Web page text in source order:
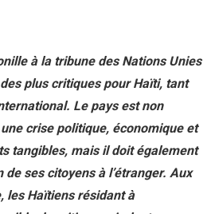
à la tribune des Nations Unies
plus critiques pour Haïti, tant
Le pays est non
crise politique, économique et
tangibles, mais il doit également
ses citoyens à l’étranger. Aux
les Haïtiens résidant à